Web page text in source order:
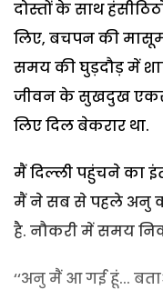
दोस्तों के साथ
लिए, बचपन की
समय की घुड़दौड़ में
जीवन के सुखदुख
लिए दिल बेकरार था.
मैं दिल्ली पहुंचने का
मैं ने सब से पहले अनु
है. नौकरी में समय
‘‘अनु मैं आ गई हूं...